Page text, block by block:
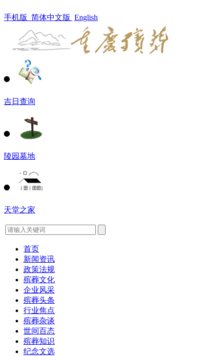
手机版 简体中文版 English
吉日查询
陵园墓地
天堂之家
首页
新闻资讯
政策法规
殡葬文化
企业风采
殡葬头条
行业焦点
殡葬杂谈
世间百态
殡葬知识
纪念文选